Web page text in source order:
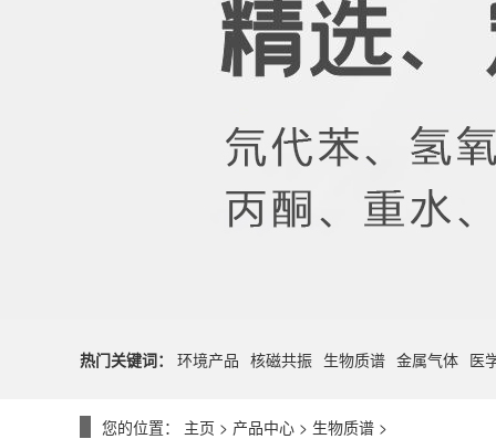
热门关键词： 环境产品 核磁共振 生物质谱 金属气体 医
您的位置： 主页 > 产品中心 > 生物质谱 >